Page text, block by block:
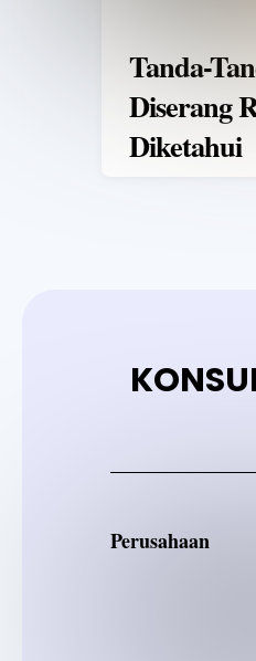
Tanda-
Diserang
Diketahui
Perusahaan